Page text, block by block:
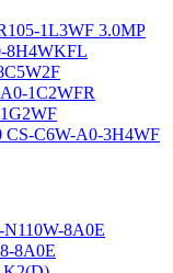
1L3WF 3.0MP
8H4WKFL
1C2WFR
CS-C6W-A0-3H4WF
8A0E
8A0E